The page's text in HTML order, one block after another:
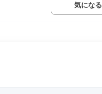
気になる